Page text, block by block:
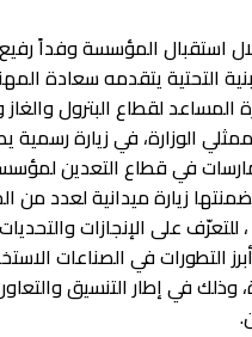
استقبال المؤسسة وفداً
التحتية يتقدمه سعادة
المساعد لقطاع البترول والغاز
الوزارة، في زيارة رسمية
في قطاع التعدين
زيارة ميدانية لعدد من
للتعرّف على الإنجازات
التطورات في الصناعات
وذلك في إطار التنسيق